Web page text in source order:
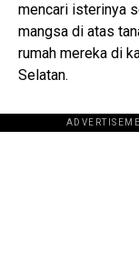
mencari isterinya
mangsa di atas
rumah mereka di
Selatan.